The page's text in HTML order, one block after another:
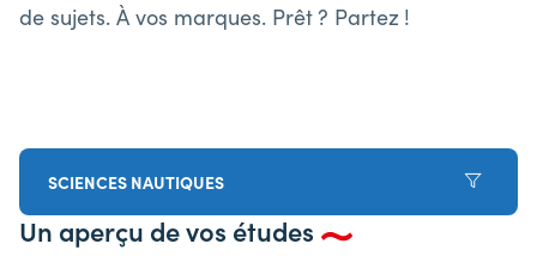
de sujets. À vos marques. Prêt ? Partez !
SCIENCES NAUTIQUES
Un aperçu de vos études